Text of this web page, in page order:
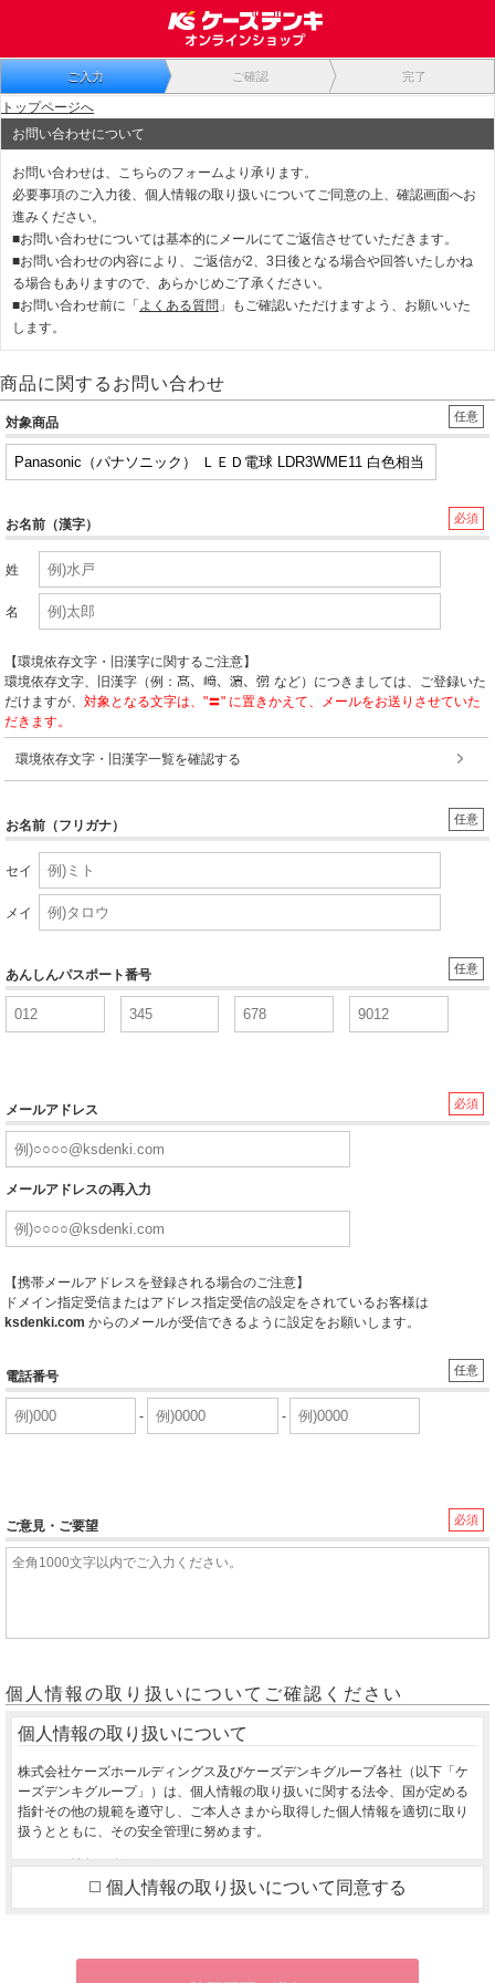
ご入力 ご確認 完了
トップページへ
お問い合わせについて
お問い合わせは、こちらのフォームより承ります。
必要事項のご入力後、個人情報の取り扱いについてご同意の上、確認画面へお
進みください。
■お問い合わせについては基本的にメールにてご返信させていただきます。
■お問い合わせの内容により、ご返信が2、3日後となる場合や回答いたしかね
る場合もありますので、あらかじめご了承ください。
■お問い合わせ前に「 よくある質問 」もご確認いただけますよう、お願いいた
します。
商品に関するお問い合わせ
任意
対象商品
必須
お名前（漢字）
姓
名
【環境依存文字・旧漢字に関するご注意】
環境依存文字、旧漢字（例：
など）につきましては、ご登録いた
だけますが、 対象となる文字は、"〓" に置きかえて、メールをお送りさせていた
だきます。
環境依存文字・旧漢字一覧を確認する
任意
お名前（フリガナ）
セイ
メイ
任意
あんしんパスポート番号
必須
メールアドレス
メールアドレスの再入力
【携帯メールアドレスを登録される場合のご注意】
ドメイン指定受信またはアドレス指定受信の設定をされているお客様は
ksdenki.com からのメールが受信できるように設定をお願いします。
任意
電話番号
- -
必須
ご意見・ご要望
個人情報の取り扱いについてご確認ください
個人情報の取り扱いについて
株式会社ケーズホールディングス及びケーズデンキグループ各社（以下「ケ
ーズデンキグループ」）は、個人情報の取り扱いに関する法令、国が定める
指針その他の規範を遵守し、ご本人さまから取得した個人情報を適切に取り
扱うとともに、その安全管理に努めます。
１．個人情報の利用目的
ご本人さまから同意をいただいた利用目的の達成に必要な範囲を超えて、取
得した個人情報を利用いたしません。
お取り寄せ商品が入荷した際、お客様にご連絡させていただくため
個人情報の取り扱いについて同意する